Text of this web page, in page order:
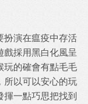
扮演在瘟疫中存活
戲採用黑白化風呈
玩的確會有點毛毛
所以可以安心的玩
一點巧思把找到